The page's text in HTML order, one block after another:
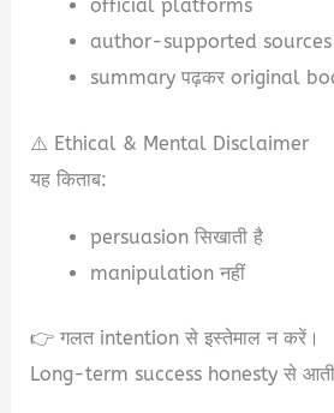
official platforms
author-supported sources
summary पढ़कर original
⚠️ Ethical & Mental Disclaimer
यह किताब:
persuasion सिखाती है
manipulation नहीं
👉 गलत intention से इस्तेमाल न करें।
Long-term success honesty से